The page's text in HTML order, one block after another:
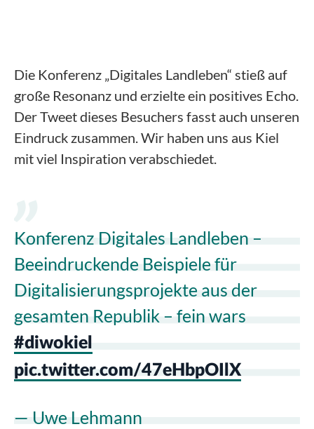
Die Konferenz „Digitales Landleben“ stieß auf
große Resonanz und erzielte ein positives Echo.
Der Tweet dieses Besuchers fasst auch unseren
Eindruck zusammen. Wir haben uns aus Kiel
mit viel Inspiration verabschiedet.
Konferenz Digitales Landleben –
Beeindruckende Beispiele für
Digitalisierungsprojekte aus der
gesamten Republik – fein wars
#diwokiel
pic.twitter.com/47eHbpOIlX
— Uwe Lehmann